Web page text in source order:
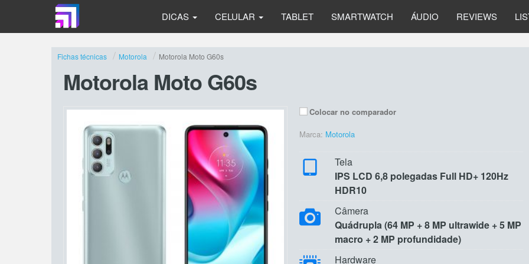
DICAS CELULAR TABLET SMARTWATCH ÁUDIO REVIEWS
Fichas técnicas Motorola Motorola Moto G60s
Motorola Moto G60s
Colocar no comparador
Marca: Motorola
Tela
IPS LCD 6,8 polegadas Full HD+ 120Hz
HDR10
Câmera
Quádrupla (64 MP + 8 MP ultrawide + 5 MP
macro + 2 MP profundidade)
Hardware